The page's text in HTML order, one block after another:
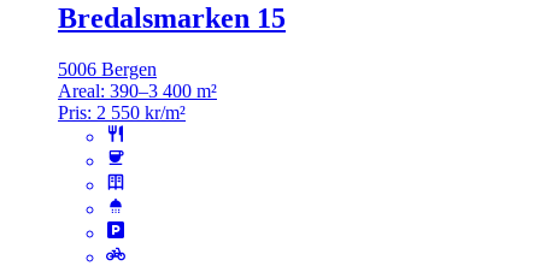
Bredalsmarken 15
5006 Bergen
Areal: 390–3 400 m²
Pris: 2 550 kr/m²